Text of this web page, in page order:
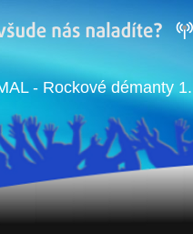
- Rockové démanty 1.